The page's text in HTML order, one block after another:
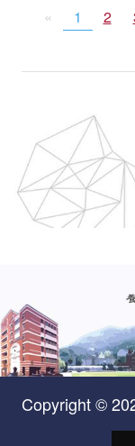
« 1 2
Copyright ©